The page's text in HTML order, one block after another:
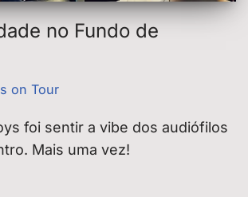
no Fundo de
on Tour
foi sentir a vibe dos audiófilos
Mais uma vez!